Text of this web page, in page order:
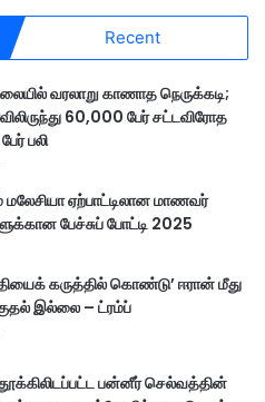
Recent
வரலாறு காணாத நெருக்கடி;
60,000 பேர் சட்டவிரோத
பலி
ஏற்பாட்டிலான மாணவர்
பேச்சுப் போட்டி 2025
கருத்தில் கொண்டு’ ஈரான் மீது
இல்லை – ட்ரம்ப்
தூக்கிலிடப்பட்ட பன்னீர் செல்வத்தின்